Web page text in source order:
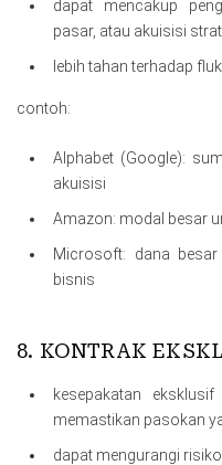
dapat mencakup
pasar, atau akuisisi
lebih tahan terhadap
contoh:
Alphabet (Google):
akuisisi
Amazon: modal besar
Microsoft: dana
bisnis
8. KONTRAK
kesepakatan
memastikan pasokan
dapat mengurangi